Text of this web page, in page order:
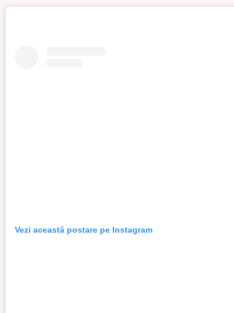
Vezi această postare pe Instagram